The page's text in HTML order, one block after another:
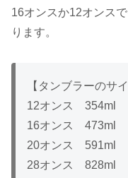
16オンスか12オンス
ります。
【タンブラーのサ
12オンス 354ml
16オンス 473ml
20オンス 591ml
28オンス 828ml